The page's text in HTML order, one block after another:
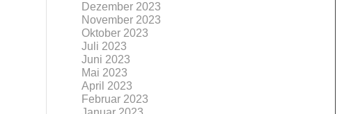
Dezember 2023
November 2023
Oktober 2023
Juli 2023
Juni 2023
Mai 2023
April 2023
Februar 2023